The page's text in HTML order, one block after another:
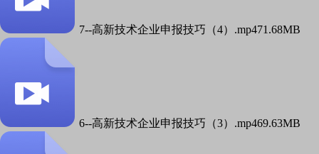
7--高新技术企业申报技巧（4）.mp471.68MB
6--高新技术企业申报技巧（3）.mp469.63MB